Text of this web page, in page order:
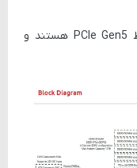
هستند و